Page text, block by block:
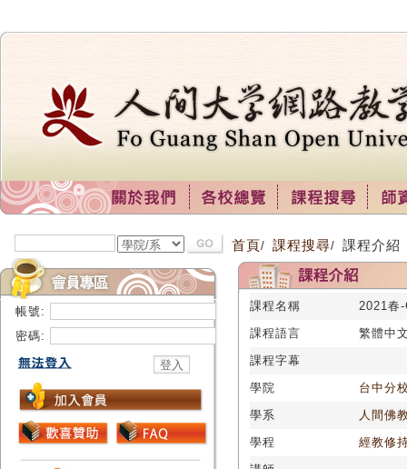
帳號:
密碼:
首頁/ 課程搜尋/ 課程介紹
課程名稱
2021春
課程語言
繁體中
課程字幕
學院
台中分
學系
人間佛
學程
經教修